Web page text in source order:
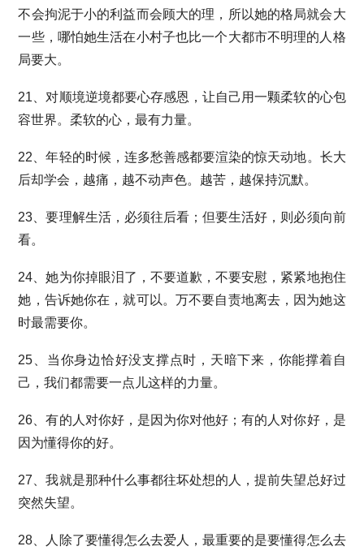
不会拘泥于小的利益而会顾大的理，所以她的格局就会大
一些，哪怕她生活在小村子也比一个大都市不明理的人格
局要大。
21、对顺境逆境都要心存感恩，让自己用一颗柔软的心包
容世界。柔软的心，最有力量。
22、年轻的时候，连多愁善感都要渲染的惊天动地。长大
后却学会，越痛，越不动声色。越苦，越保持沉默。
23、要理解生活，必须往后看；但要生活好，则必须向前
看。
24、她为你掉眼泪了，不要道歉，不要安慰，紧紧地抱住
她，告诉她你在，就可以。万不要自责地离去，因为她这
时最需要你。
25、当你身边恰好没支撑点时，天暗下来，你能撑着自
己，我们都需要一点儿这样的力量。
26、有的人对你好，是因为你对他好；有的人对你好，是
因为懂得你的好。
27、我就是那种什么事都往坏处想的人，提前失望总好过
突然失望。
28、人除了要懂得怎么去爱人，最重要的是要懂得怎么去